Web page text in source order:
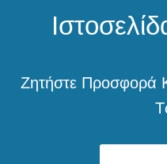
Ζητήστε Προσφορά